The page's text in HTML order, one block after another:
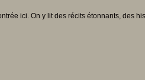
ici. On y lit des récits étonnants, des